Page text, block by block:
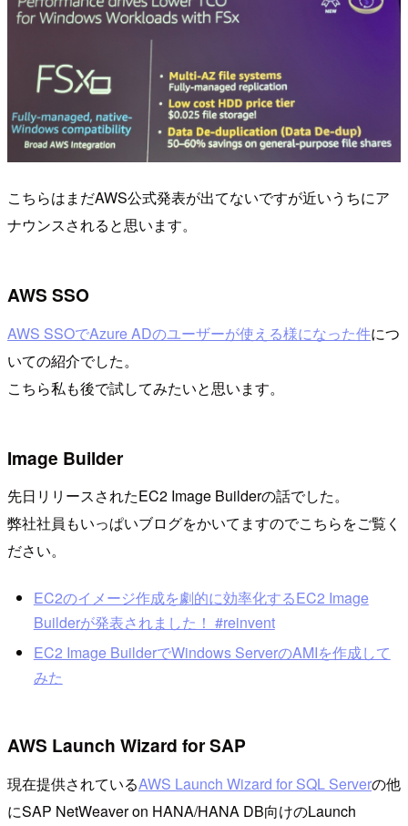
こちらはまだAWS公式発表が出てないですが近いうちにア
ナウンスされると思います。
AWS SSO
AWS SSOでAzure ADのユーザーが使える様になった件につ
いての紹介でした。
こちら私も後で試してみたいと思います。
Image Builder
先日リリースされたEC2 Image Builderの話でした。
弊社社員もいっぱいブログをかいてますのでこちらをご覧く
ださい。
EC2のイメージ作成を劇的に効率化するEC2 Image
Builderが発表されました！ #reinvent
EC2 Image BuilderでWindows ServerのAMIを作成して
みた
AWS Launch Wizard for SAP
現在提供されているAWS Launch Wizard for SQL Serverの他
にSAP NetWeaver on HANA/HANA DB向けのLaunch